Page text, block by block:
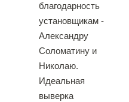
благодарность
установщикам -
Александру
Соломатину и
Николаю.
Идеальная
выверка